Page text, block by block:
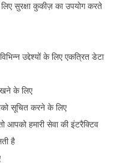
लिए सुरक्षा कुकीज़ का उपयोग करते
उद्देश्यों के लिए एकत्रित डेटा
के लिए
सूचित करने के लिए
हमारी सेवा की इंटरैक्टिव
है